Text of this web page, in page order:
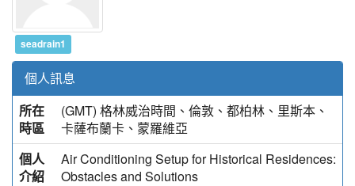
seadrain1
個人訊息
所在
時區
(GMT) 格林威治時間、倫敦、都柏林、里斯本、
卡薩布蘭卡、蒙羅維亞
個人
介紹
Air Conditioning Setup for Historical Residences:
Obstacles and Solutions